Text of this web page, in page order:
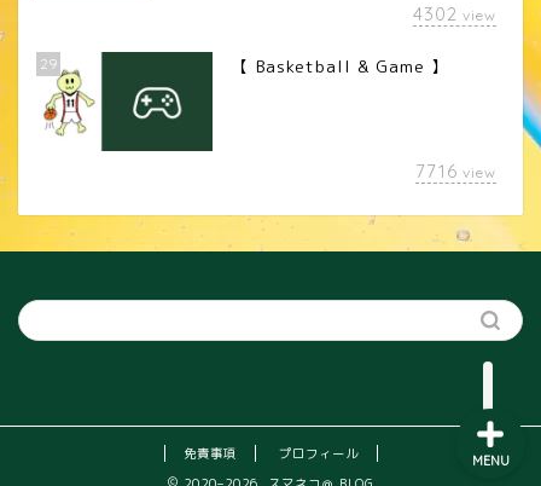
4302 view
29 【 Basketball & Game 】
7716 view
免責事項
プロフィール
MENU
カメラレンズ
YouTube